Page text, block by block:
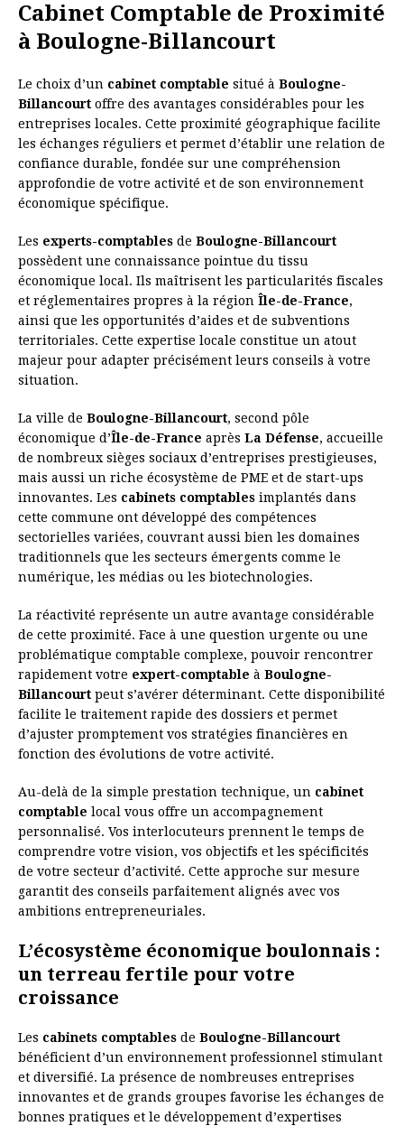
Cabinet Comptable de Proximité
à Boulogne-Billancourt
Le choix d’un cabinet comptable situé à Boulogne-
Billancourt offre des avantages considérables pour les
entreprises locales. Cette proximité géographique facilite
les échanges réguliers et permet d’établir une relation de
confiance durable, fondée sur une compréhension
approfondie de votre activité et de son environnement
économique spécifique.
Les experts-comptables de Boulogne-Billancourt
possèdent une connaissance pointue du tissu
économique local. Ils maîtrisent les particularités fiscales
et réglementaires propres à la région Île-de-France,
ainsi que les opportunités d’aides et de subventions
territoriales. Cette expertise locale constitue un atout
majeur pour adapter précisément leurs conseils à votre
situation.
La ville de Boulogne-Billancourt, second pôle
économique d’Île-de-France après La Défense, accueille
de nombreux sièges sociaux d’entreprises prestigieuses,
mais aussi un riche écosystème de PME et de start-ups
innovantes. Les cabinets comptables implantés dans
cette commune ont développé des compétences
sectorielles variées, couvrant aussi bien les domaines
traditionnels que les secteurs émergents comme le
numérique, les médias ou les biotechnologies.
La réactivité représente un autre avantage considérable
de cette proximité. Face à une question urgente ou une
problématique comptable complexe, pouvoir rencontrer
rapidement votre expert-comptable à Boulogne-
Billancourt peut s’avérer déterminant. Cette disponibilité
facilite le traitement rapide des dossiers et permet
d’ajuster promptement vos stratégies financières en
fonction des évolutions de votre activité.
Au-delà de la simple prestation technique, un cabinet
comptable local vous offre un accompagnement
personnalisé. Vos interlocuteurs prennent le temps de
comprendre votre vision, vos objectifs et les spécificités
de votre secteur d’activité. Cette approche sur mesure
garantit des conseils parfaitement alignés avec vos
ambitions entrepreneuriales.
L’écosystème économique boulonnais :
un terreau fertile pour votre
croissance
Les cabinets comptables de Boulogne-Billancourt
bénéficient d’un environnement professionnel stimulant
et diversifié. La présence de nombreuses entreprises
innovantes et de grands groupes favorise les échanges de
bonnes pratiques et le développement d’expertises